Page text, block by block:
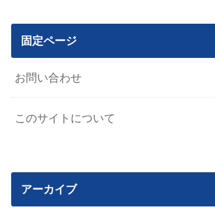
固定ページ
お問い合わせ
このサイトについて
アーカイブ